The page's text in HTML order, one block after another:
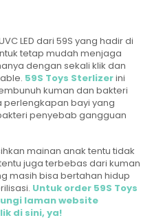
LED dari 59S yang hadir di
tetap mudah menjaga
dengan sekali klik dan
59S Toys Sterlizerini
kuman dan bakteri
bayi yang
penyebab gangguan
mainan anak tentu tidak
juga terbebas dari kuman
masih bisa bertahan hidup
Untuk order 59S Toys
laman website
di sini, ya!